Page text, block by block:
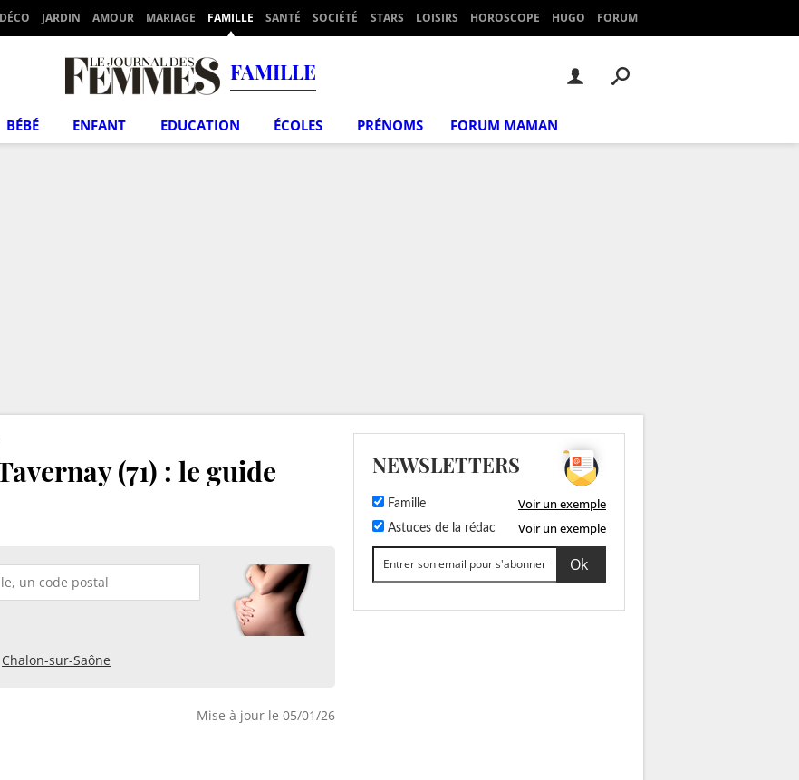
DÉCO JARDIN AMOUR MARIAGE FAMILLE SANTÉ SOCIÉTÉ STARS LOISIRS HOROSCOPE HUGO FORUM
FAMILLE
BÉBÉ ENFANT EDUCATION ÉCOLES PRÉNOMS FORUM MAMAN
(71) : le guide
Chalon-sur-Saône
Mise à jour le 05/01/26
NEWSLETTERS
Famille Voir un exemple
Astuces de la rédac Voir un exemple